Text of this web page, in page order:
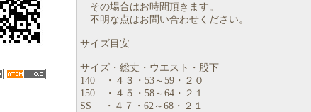
その場合はお時間頂きます。
不明な点はお問い合わせください。
サイズ目安
サイズ・総丈・ウエスト・股下
140 ・４３・53～59・２０
150 ・４５・58～64・２１
SS ・４７・62～68・２１